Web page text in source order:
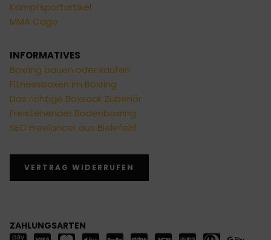
Kampfsportartikel
MMA Cage
INFORMATIVES
Boxring bauen oder kaufen
Fitnessboxen im Boxring
Das richtige Boxsack Zubehör
Freistehender Bodenboxring
SEO Freelancer aus Bielefeld
VERTRAG WIDERRUFEN
ZAHLUNGSARTEN